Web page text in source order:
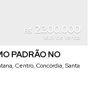
R$ 2.300.000
Valor de Venda
PADRÃO NO
, Centro, Concórdia, Santa